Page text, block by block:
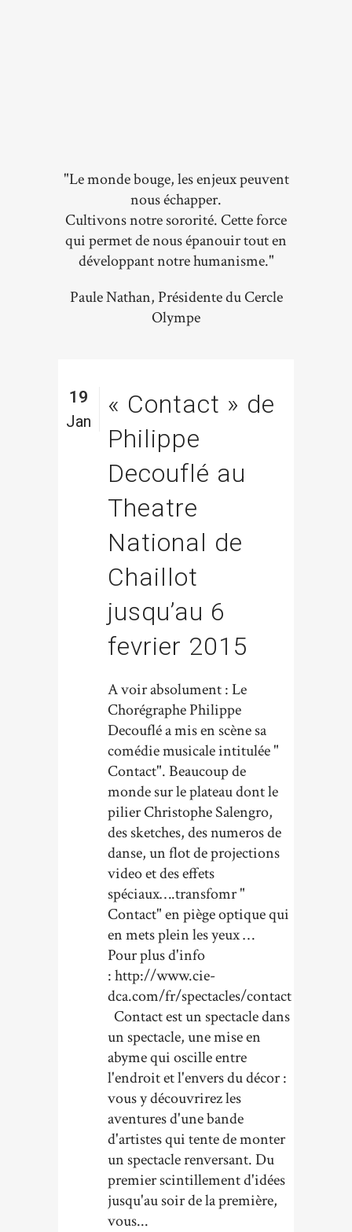
"Le monde bouge, les enjeux peuvent
nous échapper.
Cultivons notre sororité. Cette force
qui permet de nous épanouir tout en
développant notre humanisme."
Paule Nathan, Présidente du Cercle
Olympe
19
Jan
« Contact » de
Philippe
Decouflé au
Theatre
National de
Chaillot
jusqu’au 6
fevrier 2015
A voir absolument : Le
Chorégraphe Philippe
Decouflé a mis en scène sa
comédie musicale intitulée "
Contact". Beaucoup de
monde sur le plateau dont le
pilier Christophe Salengro,
des sketches, des numeros de
danse, un flot de projections
video et des effets
spéciaux….transfomr "
Contact" en piège optique qui
en mets plein les yeux …
Pour plus d'info
: http://www.cie-
dca.com/fr/spectacles/contact
Contact est un spectacle dans
un spectacle, une mise en
abyme qui oscille entre
l'endroit et l'envers du décor :
vous y découvrirez les
aventures d'une bande
d'artistes qui tente de monter
un spectacle renversant. Du
premier scintillement d'idées
jusqu'au soir de la première,
vous...